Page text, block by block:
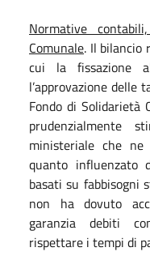
Normative
Comunale. Il bilancio
cui la fissazione
l’approvazione delle
Fondo di Solidarietà
prudenzialmente
ministeriale che
quanto influenzato
basati su fabbisogni
non ha dovuto
garanzia debiti
rispettare i tempi di